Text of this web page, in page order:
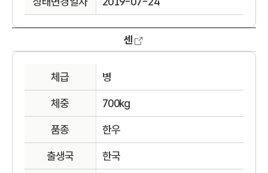
센
체급 병
체중 700kg
품종 한우
출생국 한국